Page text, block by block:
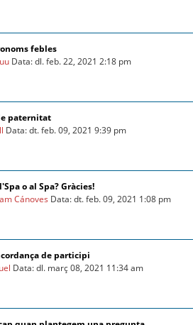
febles
Data: dl. feb. 22, 2021 2:18 pm
paternitat
Data: dt. feb. 09, 2021 9:39 pm
o al Spa? Gràcies!
Cánoves Data: dt. feb. 09, 2021 1:08 pm
de participi
Data: dl. març 08, 2021 11:34 am